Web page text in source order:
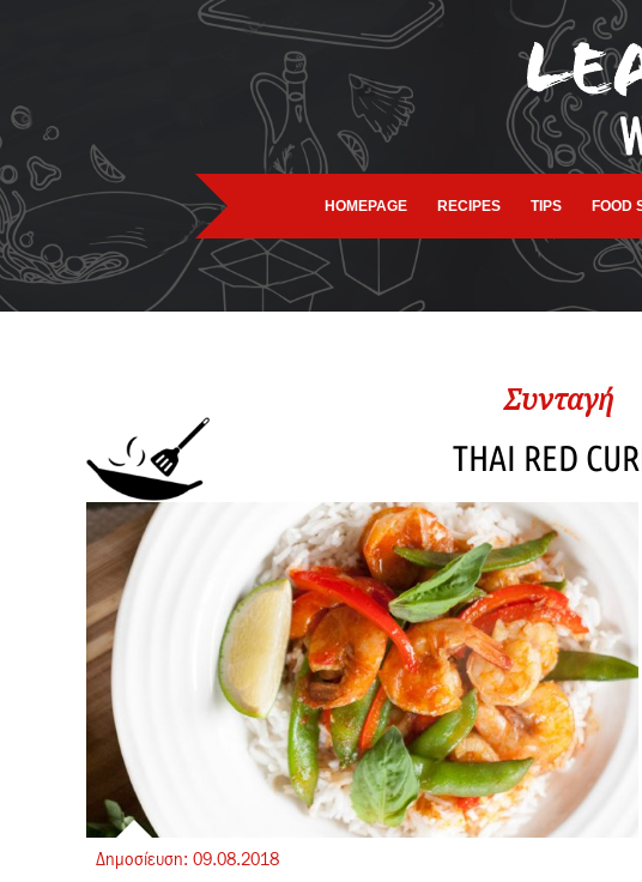
HOMEPAGE RECIPES TIPS FOOD
Συνταγή
THAI RED
Δημοσίευση: 09.08.2018